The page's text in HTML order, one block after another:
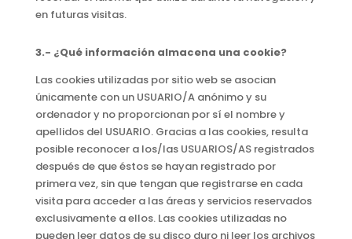
en futuras visitas.
3.- ¿Qué información almacena una cookie?
Las cookies utilizadas por sitio web se asocian
únicamente con un USUARIO/A anónimo y su
ordenador y no proporcionan por sí el nombre y
apellidos del USUARIO. Gracias a las cookies, resulta
posible reconocer a los/las USUARIOS/AS registrados
después de que éstos se hayan registrado por
primera vez, sin que tengan que registrarse en cada
visita para acceder a las áreas y servicios reservados
exclusivamente a ellos. Las cookies utilizadas no
pueden leer datos de su disco duro ni leer los archivos